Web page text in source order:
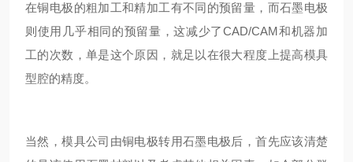
在铜电极的粗加工和精加工有不同的预留量，而石墨电极
则使用几乎相同的预留量，这减少了CAD/CAM和机器加
工的次数，单是这个原因，就足以在很大程度上提高模具
型腔的精度。
当然，模具公司由铜电极转用石墨电极后，首先应该清楚